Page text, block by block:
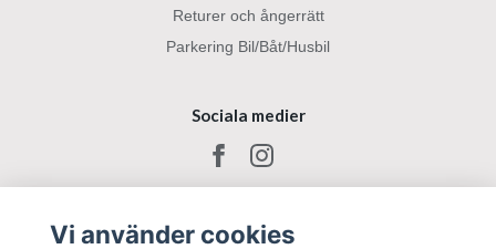
Returer och ångerrätt
Parkering Bil/Båt/Husbil
Sociala medier
Vi använder cookies